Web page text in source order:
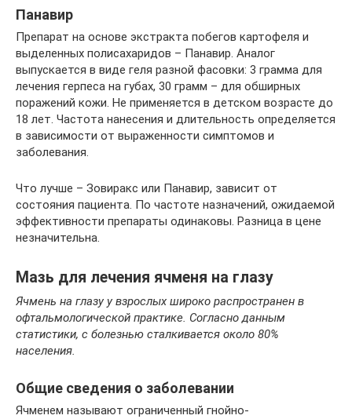
Панавир
Препарат на основе экстракта побегов картофеля и
выделенных полисахаридов – Панавир. Аналог
выпускается в виде геля разной фасовки: 3 грамма для
лечения герпеса на губах, 30 грамм – для обширных
поражений кожи. Не применяется в детском возрасте до
18 лет. Частота нанесения и длительность определяется
в зависимости от выраженности симптомов и
заболевания.
Что лучше – Зовиракс или Панавир, зависит от
состояния пациента. По частоте назначений, ожидаемой
эффективности препараты одинаковы. Разница в цене
незначительна.
Мазь для лечения ячменя на глазу
Ячмень на глазу у взрослых широко распространен в
офтальмологической практике. Согласно данным
статистики, с болезнью сталкивается около 80%
населения.
Общие сведения о заболевании
Ячменем называют ограниченный гнойно-